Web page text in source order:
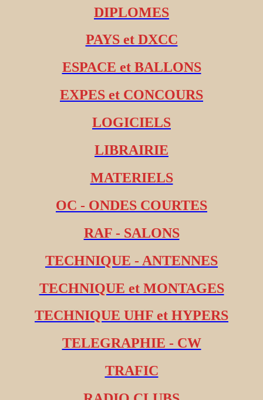
DIPLOMES
PAYS et DXCC
ESPACE et BALLONS
EXPES et CONCOURS
LOGICIELS
LIBRAIRIE
MATERIELS
OC - ONDES COURTES
RAF - SALONS
TECHNIQUE - ANTENNES
TECHNIQUE et MONTAGES
TECHNIQUE UHF et HYPERS
TELEGRAPHIE - CW
TRAFIC